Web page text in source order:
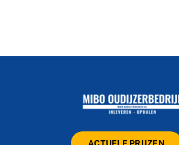
ACTUELE PRIJZEN